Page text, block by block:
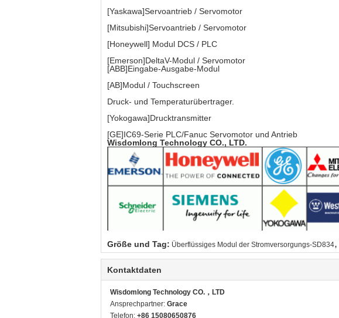
[Yaskawa]Servoantrieb / Servomotor
[Mitsubishi]Servoantrieb / Servomotor
[Honeywell] Modul DCS / PLC
[Emerson]DeltaV-Modul / Servomotor
[ABB]Eingabe-Ausgabe-Modul
[AB]Modul / Touchscreen
Druck- und Temperaturübertrager.
[Yokogawa]Drucktransmitter
[GE]IC69-Serie PLC/Fanuc Servomotor und Antrieb
Wisdomlong Technology CO., LTD.
Größe und Tag: Überflüssiges Modul der Stromversorgungs-SD834,
Kontaktdaten
Wisdomlong Technology CO.，LTD
Ansprechpartner: Grace
Telefon: +86 15080650876